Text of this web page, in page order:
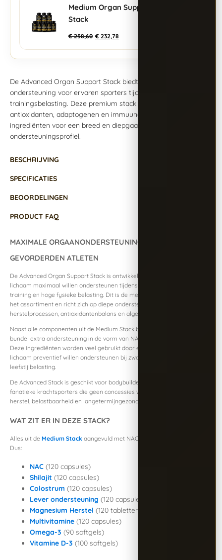
Medium Organ Support
Stack
€258,60 € 232,78
De Advanced Organ Support Stack biedt maximale
ondersteuning voor ervaren sporters tijdens zware
trainingsbelasting. Deze premium stack combineert
antioxidanten, adaptogenen en immuunondersteunende
ingrediënten voor een breed en diepgaand
ondersteuningsprofiel.
BESCHRIJVING
SPECIFICATIES
BEOORDELINGEN
PRODUCT FAQ
MAXIMALE ORGAANONDERSTEUNING VOOR
GEVORDERDEN ATLETEN
De Advanced Organ Support Stack is ontwikkeld voor sporters die hun
lichaam maximaal willen ondersteunen tijdens langdurige intensieve
training en hoge fysieke belasting. Dit is de meest complete stack binnen
het assortiment en richt zich op diepe ondersteuning van
herstelprocessen, antioxidantenbalans en algemene vitaliteit.
Naast alle componenten uit de Medium Stack bevat deze premium
bundel extra ondersteuning in de vorm van NAC, Shilajit en Colostrum.
Deze ingrediënten worden veel gebruikt door ervaren sporters die hun
lichaam preventief willen ondersteunen bij zware trainings- en
leefstijlbelasting.
De Advanced Stack is geschikt voor bodybuilders, topsporters en
fanatieke krachtsporters die geen concessies willen doen aan hun
herstel, belastbaarheid en langetermijngezondheid.
WAT ZIT ER IN DEZE STACK?
Alles uit de Medium Stack aangevuld met NAC, Shilajit en Colostrum.
Dus:
NAC (120 capsules)
Shilajit (120 capsules)
Colostrum (120 capsules)
Lever ondersteuning (120 capsules)
Magnesium Herstel (120 tabletten)
Multivitamine (120 capsules)
Omega-3 (90 softgels)
Vitamine D-3 (100 softgels)